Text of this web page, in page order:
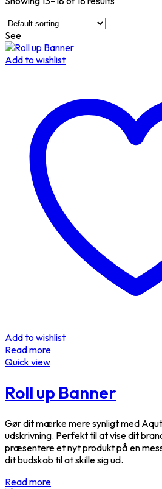
See
Add to wishlist
Add to wishlist
Read more
Quick view
Roll up Banner
Gør dit mærke mere synligt med
udskrivning. Perfekt til at vise dit
præsentere et nyt produkt på en
dit budskab til at skille sig ud.
Read more